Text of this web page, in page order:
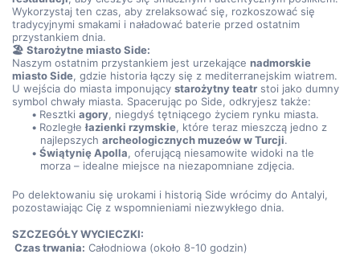
Wykorzystaj ten czas, aby zrelaksować się, rozkoszować się
tradycyjnymi smakami i naładować baterie przed ostatnim
przystankiem dnia.
🏖️ Starożytne miasto Side:
Naszym ostatnim przystankiem jest urzekające nadmorskie
miasto Side, gdzie historia łączy się z mediterranejskim wiatrem.
U wejścia do miasta imponujący starożytny teatr stoi jako dumny
symbol chwały miasta. Spacerując po Side, odkryjesz także:
Resztki agory, niegdyś tętniącego życiem rynku miasta.
Rozległe łazienki rzymskie, które teraz mieszczą jedno z
najlepszych archeologicznych muzeów w Turcji.
Świątynię Apolla, oferującą niesamowite widoki na tle
morza – idealne miejsce na niezapomniane zdjęcia.
Po delektowaniu się urokami i historią Side wrócimy do Antalyi,
pozostawiając Cię z wspomnieniami niezwykłego dnia.
SZCZEGÓŁY WYCIECZKI:
Czas trwania: Całodniowa (około 8-10 godzin)